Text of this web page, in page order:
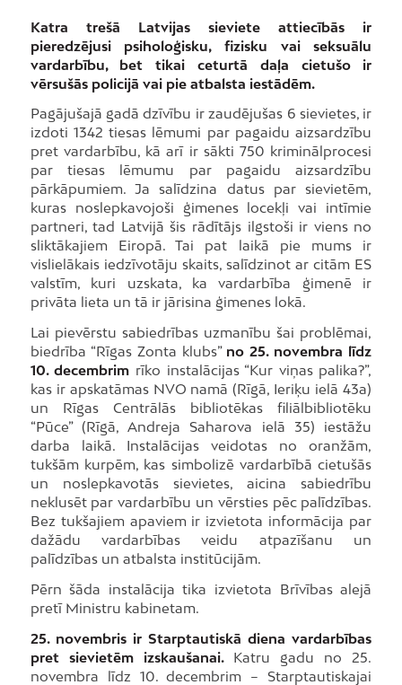
Katra trešā Latvijas sieviete attiecībās ir
pieredzējusi psiholoģisku, fizisku vai seksuālu
vardarbību, bet tikai ceturtā daļa cietušo ir
vērsušās policijā vai pie atbalsta iestādēm.
Pagājušajā gadā dzīvību ir zaudējušas 6 sievietes, ir
izdoti 1342 tiesas lēmumi par pagaidu aizsardzību
pret vardarbību, kā arī ir sākti 750 kriminālprocesi
par tiesas lēmumu par pagaidu aizsardzību
pārkāpumiem. Ja salīdzina datus par sievietēm,
kuras noslepkavojoši ģimenes locekļi vai intīmie
partneri, tad Latvijā šis rādītājs ilgstoši ir viens no
sliktākajiem Eiropā. Tai pat laikā pie mums ir
vislielākais iedzīvotāju skaits, salīdzinot ar citām ES
valstīm, kuri uzskata, ka vardarbība ģimenē ir
privāta lieta un tā ir jārisina ģimenes lokā.
Lai pievērstu sabiedrības uzmanību šai problēmai,
biedrība “Rīgas Zonta klubs” no 25. novembra līdz
10. decembrim rīko instalācijas “Kur viņas palika?”,
kas ir apskatāmas NVO namā (Rīgā, Ieriķu ielā 43a)
un Rīgas Centrālās bibliotēkas filiālbibliotēku
“Pūce” (Rīgā, Andreja Saharova ielā 35) iestāžu
darba laikā. Instalācijas veidotas no oranžām,
tukšām kurpēm, kas simbolizē vardarbībā cietušās
un noslepkavotās sievietes, aicina sabiedrību
neklusēt par vardarbību un vērsties pēc palīdzības.
Bez tukšajiem apaviem ir izvietota informācija par
dažādu vardarbības veidu atpazīšanu un
palīdzības un atbalsta institūcijām.
Pērn šāda instalācija tika izvietota Brīvības alejā
pretī Ministru kabinetam.
25. novembris ir Starptautiskā diena vardarbības
pret sievietēm izskaušanai. Katru gadu no 25.
novembra līdz 10. decembrim – Starptautiskajai